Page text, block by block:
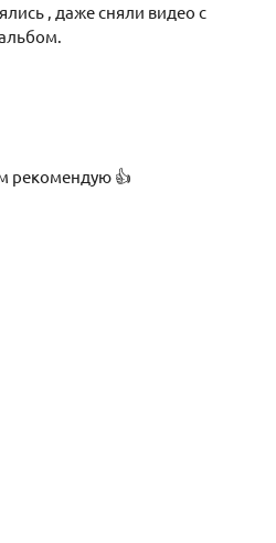
, даже сняли видео с
рекомендую 👍